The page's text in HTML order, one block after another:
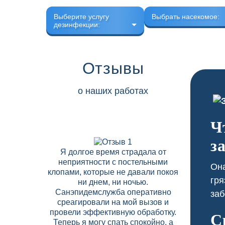
Выберите услугу
дезинфекции:
Выбрать насекомое:
Отзывы
о наших работах
Я долгое время страдала от
неприятности с постельными
клопами, которые не давали покоя
ни днем, ни ночью.
Санэпидемслужба оперативно
среагировали на мой вызов и
провели эффективную обработку.
Теперь я могу спать спокойно, а
В нашем
договор